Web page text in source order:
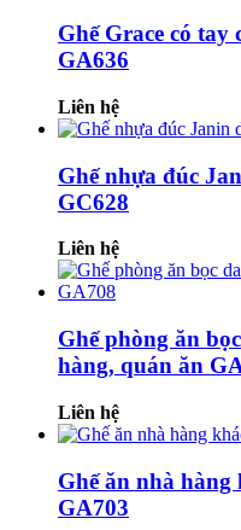
Ghế Grace có tay
GA636
Liên hệ
Ghế nhựa đúc
GC628
Liên hệ
Ghế phòng ăn
hàng, quán ăn
Liên hệ
Ghế ăn nhà hàng
GA703